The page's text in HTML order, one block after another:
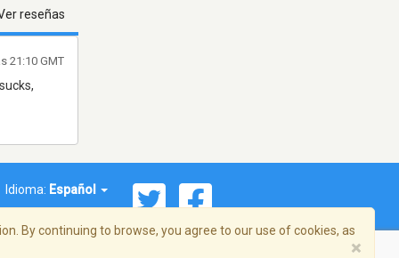
reseñas
21:10 GMT
Idioma: Español
By continuing to browse, you agree to our use of cookies, as
×